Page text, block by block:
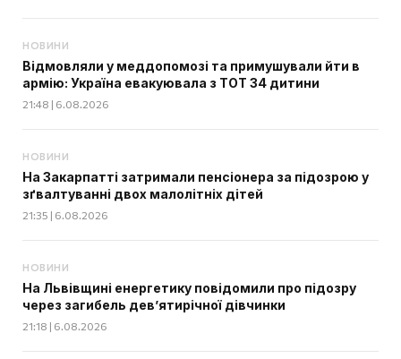
НОВИНИ
Відмовляли у меддопомозі та примушували йти в
армію: Україна евакуювала з ТОТ 34 дитини
21:48 | 6.08.2026
НОВИНИ
На Закарпатті затримали пенсіонера за підозрою у
зґвалтуванні двох малолітніх дітей
21:35 | 6.08.2026
НОВИНИ
На Львівщині енергетику повідомили про підозру
через загибель дев’ятирічної дівчинки
21:18 | 6.08.2026